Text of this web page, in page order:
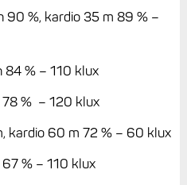
90 %, kardio 35 m 89 % –
% – 110 klux
% – 120 klux
kardio 60 m 72 % – 60 klux
% – 110 klux